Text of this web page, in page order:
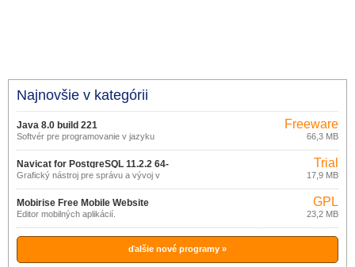
Najnovšie v kategórii
Java 8.0 build 221
Softvér pre programovanie v jazyku
Freeware
66,3 MB
Navicat for PostgreSQL 11.2.2 64-
bit
Grafický nástroj pre správu a vývoj v
Trial
17,9 MB
Mobirise Free Mobile Website
Builder
Editor mobilných aplikácií.
GPL
23,2 MB
ďalšie nové programy »